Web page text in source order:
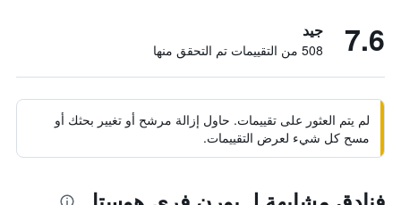
7.6 جيد
508 من التقييمات تم التحقق منها
لم يتم العثور على تقييمات. حاول إزالة مرشح أو تغيير بحثك أو
مسح كل شيء لعرض التقييمات.